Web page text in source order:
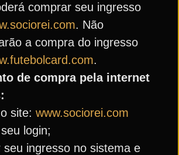
comprar seu ingresso
. Não
a compra do ingresso
.
de compra pela internet
site: www.sociorei.com
login;
seu ingresso no sistema e